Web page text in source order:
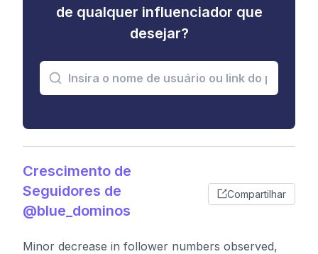
de qualquer influenciador que
desejar?
Crescimento de
Seguidores de
@blue_dominos
Compartilhar
Minor decrease in follower numbers observed,